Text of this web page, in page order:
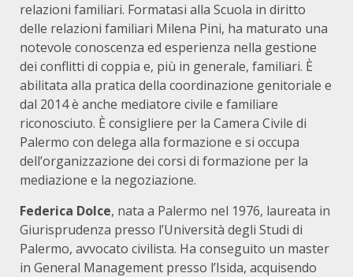
relazioni familiari. Formatasi alla Scuola in diritto
delle relazioni familiari Milena Pini, ha maturato una
notevole conoscenza ed esperienza nella gestione
dei conflitti di coppia e, più in generale, familiari. È
abilitata alla pratica della coordinazione genitoriale e
dal 2014 è anche mediatore civile e familiare
riconosciuto. È consigliere per la Camera Civile di
Palermo con delega alla formazione e si occupa
dell’organizzazione dei corsi di formazione per la
mediazione e la negoziazione.
Federica Dolce, nata a Palermo nel 1976, laureata in
Giurisprudenza presso l’Università degli Studi di
Palermo, avvocato civilista. Ha conseguito un master
in General Management presso l’Isida, acquisendo